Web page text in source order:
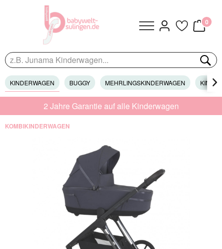
0
KINDERWAGEN BUGGY MEHRLINGSKINDERWAGEN 
2 Jahre Garantie auf alle Kinderwagen
KOMBIKINDERWAGEN